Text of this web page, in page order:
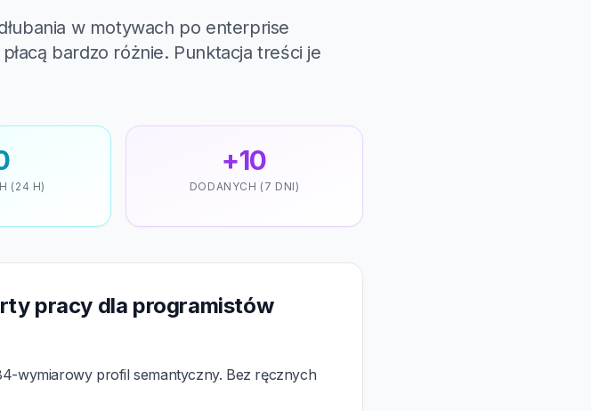
w motywach po enterprise
bardzo różnie. Punktacja treści je
(24 H)
+10
DODANYCH (7 DNI)
pracy dla programistów
wymiarowy profil semantyczny. Bez ręcznych